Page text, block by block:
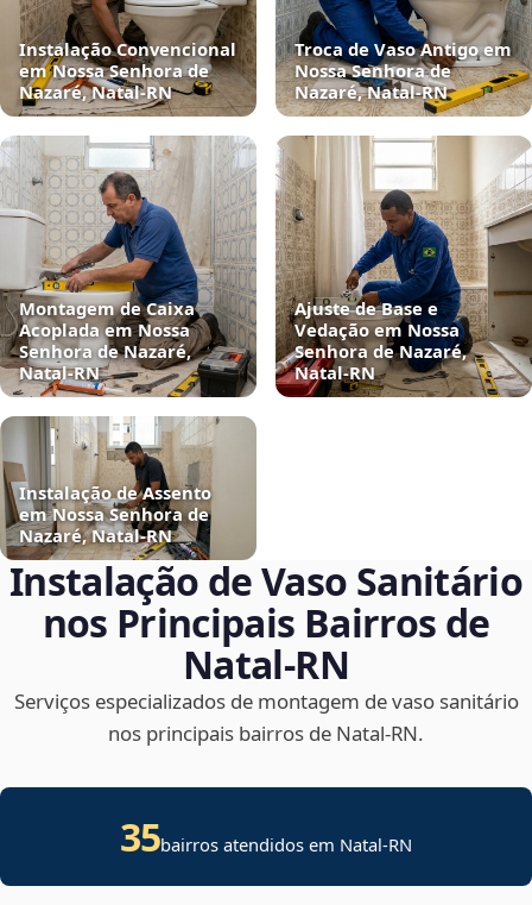
Instalação Convencional
em Nossa Senhora de
Nazaré, Natal‑RN
Troca de Vaso Antigo em
Nossa Senhora de
Nazaré, Natal‑RN
Montagem de Caixa
Acoplada em Nossa
Senhora de Nazaré,
Natal‑RN
Ajuste de Base e
Vedação em Nossa
Senhora de Nazaré,
Natal‑RN
Instalação de Assento
em Nossa Senhora de
Nazaré, Natal‑RN
Instalação de Vaso Sanitário
nos Principais Bairros de
Natal‑RN
Serviços especializados de montagem de vaso sanitário
nos principais bairros de Natal‑RN.
35bairros atendidos em Natal-RN